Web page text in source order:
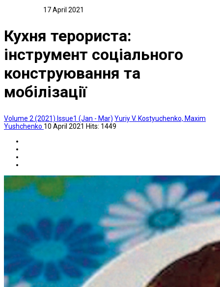
17 April 2021
Кухня терориста:
інструмент соціального
конструювання та
мобілізації
Volume 2 (2021) Issue1 (Jan - Mar) Yuriy V. Kostyuchenko, Maxim
Yushchenko 10 April 2021 Hits: 1449